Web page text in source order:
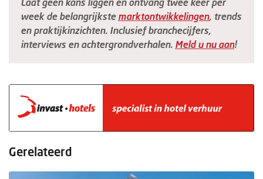
Laat geen kans liggen en ontvang twee keer per
week de belangrijkste marktontwikkelingen, trends
en praktijkinzichten. Inclusief branchecijfers,
interviews en achtergrondverhalen. Meld u nu aan!
Gerelateerd